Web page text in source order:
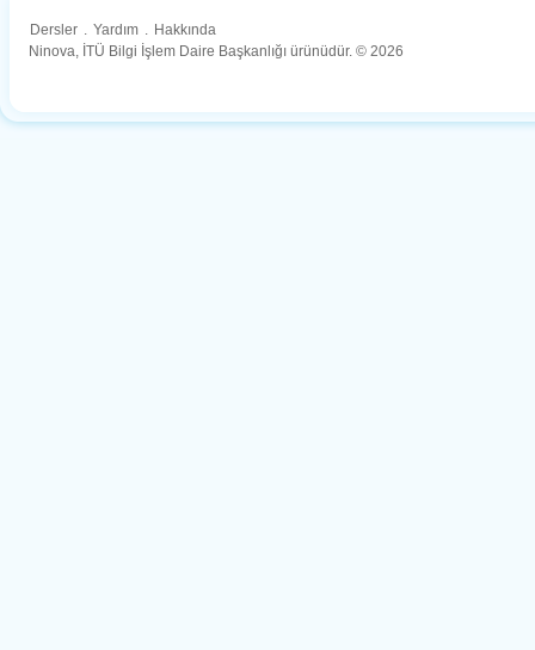
Dersler . Yardım . Hakkında
Ninova, İTÜ Bilgi İşlem Daire Başkanlığı ürünüdür. © 2026